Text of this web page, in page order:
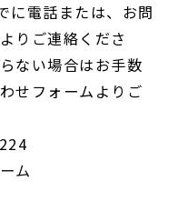
に電話または、お問
りご連絡くださ
ない場合はお手数
せフォームよりご
ム